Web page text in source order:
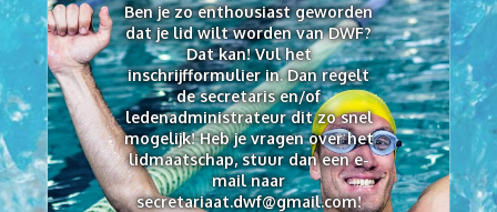
Ben je zo enthousiast geworden
dat je lid wilt worden van DWF?
Dat kan! Vul het
inschrijfformulier in. Dan regelt
de secretaris en/of
ledenadministrateur dit zo snel
mogelijk! Heb je vragen over het
lidmaatschap, stuur dan een e-
mail naar
secretariaat.dwf@gmail.com!